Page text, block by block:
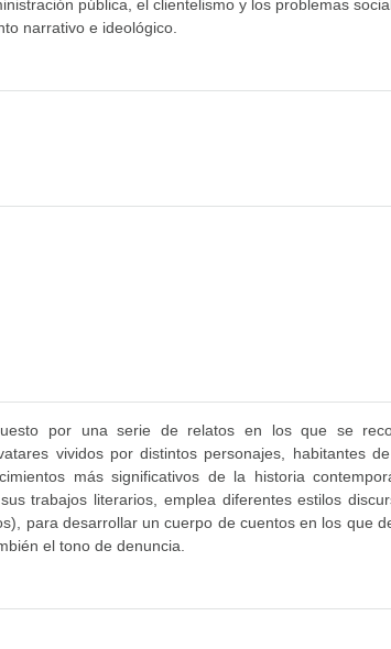
pública, el clientelismo y los problemas
narrativo e ideológico.
por una serie de relatos en los que se
vividos por distintos personajes, habitantes
más significativos de la historia
trabajos literarios, emplea diferentes estilos
para desarrollar un cuerpo de cuentos en los que
el tono de denuncia.